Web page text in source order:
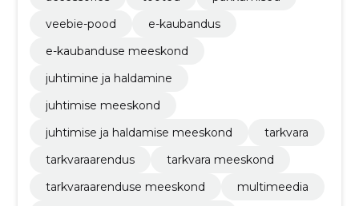
veebie-pood
e-kaubandus
e-kaubanduse meeskond
juhtimine ja haldamine
juhtimise meeskond
juhtimise ja haldamise meeskond
tarkvara
tarkvaraarendus
tarkvara meeskond
tarkvaraarenduse meeskond
multimeedia